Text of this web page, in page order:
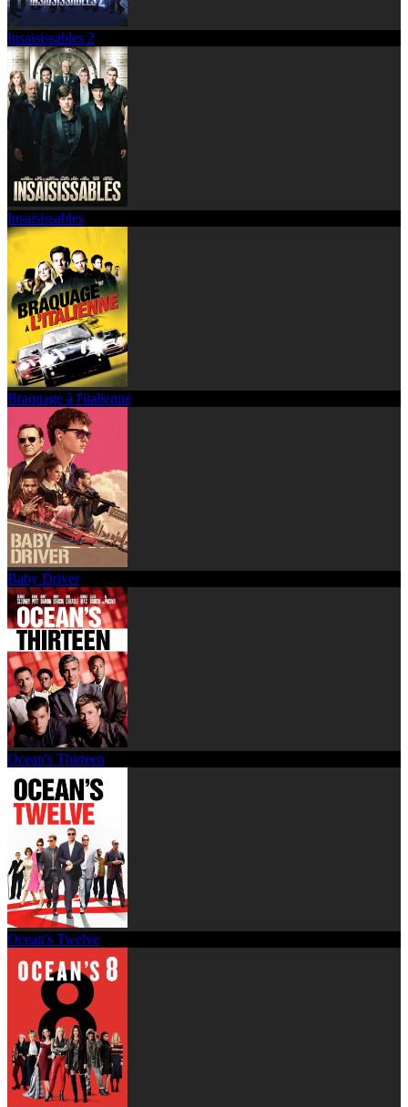
Insaisissables 2
Insaisissables
Braquage à l'italienne
Baby Driver
Ocean's Thirteen
Ocean's Twelve